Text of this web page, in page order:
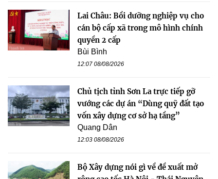
Lai Châu: Bồi dưỡng nghiệp vụ cho
cán bộ cấp xã trong mô hình chính
quyền 2 cấp
Bùi Bình
12:07 08/08/2026
Chủ tịch tỉnh Sơn La trực tiếp gỡ
vướng các dự án “Dùng quỹ đất tạo
vốn xây dựng cơ sở hạ tầng”
Quang Dân
12:03 08/08/2026
Bộ Xây dựng nói gì về đề xuất mở